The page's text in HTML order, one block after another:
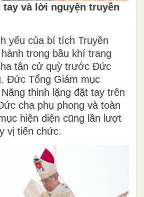
tay và lời nguyện truyền
yếu của bí tích Truyền
trong bầu khí trang
tân cử quỳ trước Đức
Đức Tổng Giám mục
thinh lặng đặt tay trên
cha phụ phong và toàn
hiện diện cũng lần lượt
vị tiến chức.